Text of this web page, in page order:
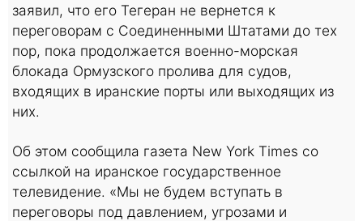
заявил, что его Тегеран не вернется к
переговорам с Соединенными Штатами до тех
пор, пока продолжается военно-морская
блокада Ормузского пролива для судов,
входящих в иранские порты или выходящих из
них.
Об этом сообщила газета New York Times со
ссылкой на иранское государственное
телевидение. «Мы не будем вступать в
переговоры под давлением, угрозами и